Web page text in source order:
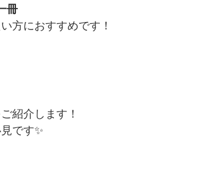
冊
方におすすめです！
紹介します！
です✨